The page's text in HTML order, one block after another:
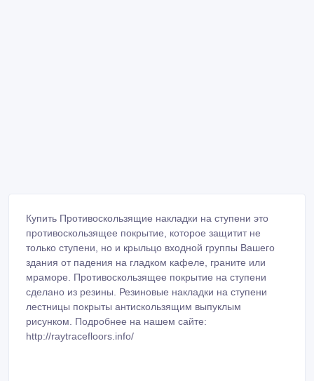
Купить Противоскользящие накладки на ступени это
противоскользящее покрытие, которое защитит не
только ступени, но и крыльцо входной группы Вашего
здания от падения на гладком кафеле, граните или
мраморе. Противоскользящее покрытие на ступени
сделано из резины. Резиновые накладки на ступени
лестницы покрыты антискользящим выпуклым
рисунком. Подробнее на нашем сайте:
http://raytracefloors.info/